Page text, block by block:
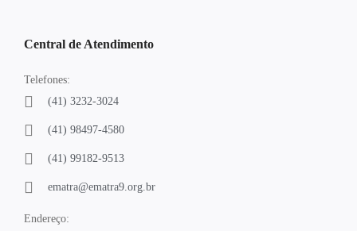
Central de Atendimento
Telefones:
(41) 3232-3024
(41) 98497-4580
(41) 99182-9513
ematra@ematra9.org.br
Endereço: